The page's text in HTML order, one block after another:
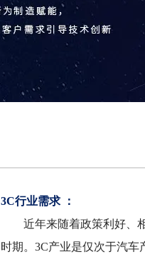
3C行业需求 ：
近年来随着政策利好、相
时期。3C产业是仅次于汽